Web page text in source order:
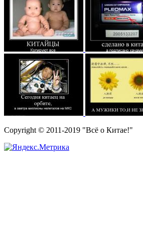
Copyright © 2011-2019 "Всё о Китае!"